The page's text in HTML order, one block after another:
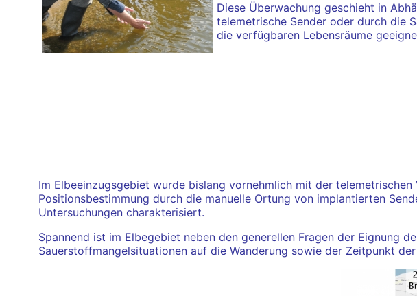
Diese Überwachung geschieht in
telemetrische Sender oder durch die
die verfügbaren Lebensräume
Im Elbeeinzugsgebiet wurde bislang vornehmlich mit der
Positionsbestimmung durch die manuelle Ortung von implantierten
Untersuchungen charakterisiert.
Spannend ist im Elbegebiet neben den generellen Fragen der Eignung
Sauerstoffmangelsituationen auf die Wanderung sowie der Zeitpunkt